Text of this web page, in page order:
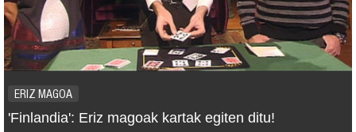
ERIZ MAGOA
'Finlandia': Eriz magoak kartak egiten ditu!